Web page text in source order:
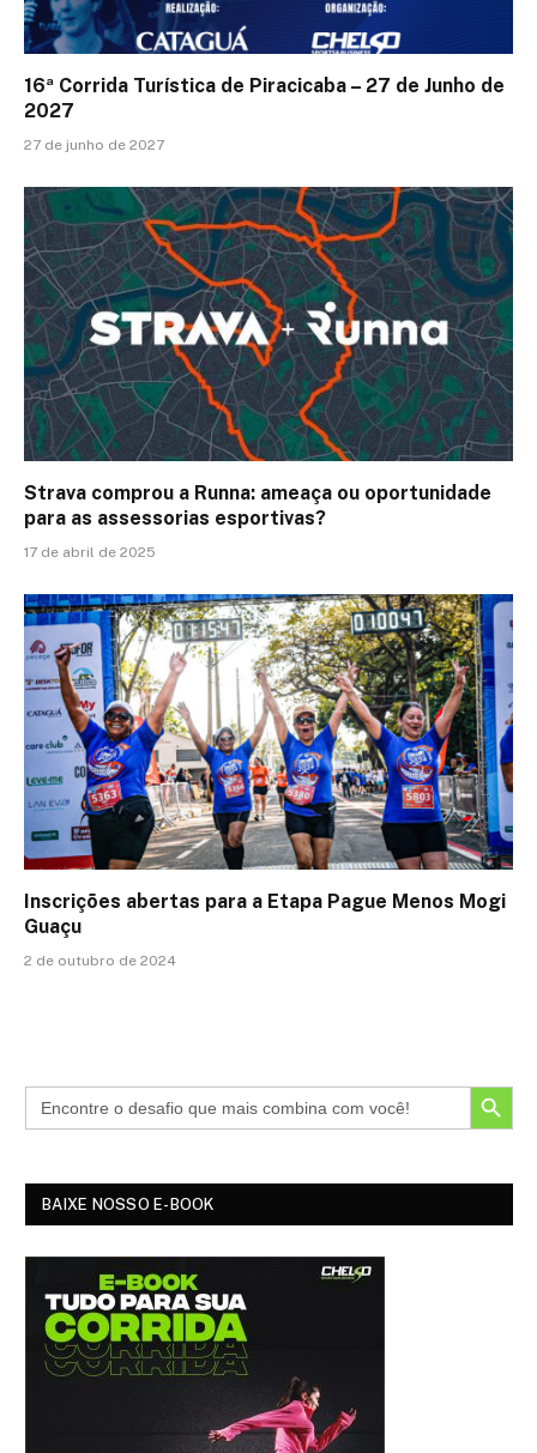
16ª Corrida Turística de Piracicaba – 27 de Junho de
2027
27 de junho de 2027
Strava comprou a Runna: ameaça ou oportunidade
para as assessorias esportivas?
17 de abril de 2025
Inscrições abertas para a Etapa Pague Menos Mogi
Guaçu
2 de outubro de 2024
SEARCH BUTTON
BAIXE NOSSO E-BOOK